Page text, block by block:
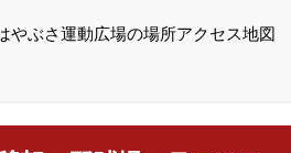
やぶさ運動広場の場所アクセス地図